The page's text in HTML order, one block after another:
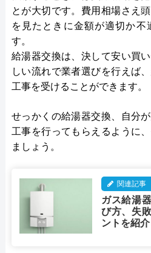
とが大切です。費用相場さえ
を見たときに金額が適切か
す。
給湯器交換は、決して安い買
しい流れで業者選びを行えば
工事を受けることができます。
せっかくの給湯器交換、自分
工事を行ってもらえるように
ましょう。
関連記事
ガス給湯
び方、失
ントを紹介